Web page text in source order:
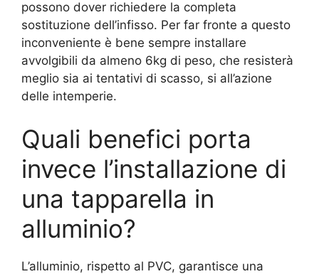
possono dover richiedere la completa
sostituzione dell’infisso. Per far fronte a questo
inconveniente è bene sempre installare
avvolgibili da almeno 6kg di peso, che resisterà
meglio sia ai tentativi di scasso, si all’azione
delle intemperie.
Quali benefici porta
invece l’installazione di
una tapparella in
alluminio?
L’alluminio, rispetto al PVC, garantisce una